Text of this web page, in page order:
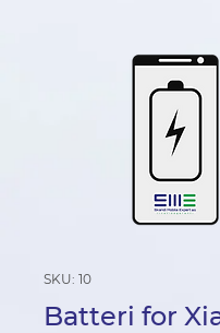
SKU: 10
Batteri for